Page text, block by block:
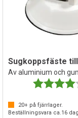
Av aluminium och
Betyg:
20+ på fjärrlager.
Beställningsvara ca.16